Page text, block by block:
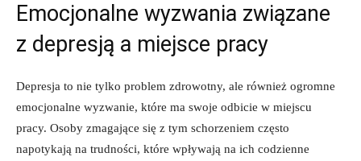
Emocjonalne ‌wyzwania związane
z depresją ‍a ‌miejsce pracy
Depresja‍ to nie tylko ⁢problem⁢ zdrowotny, ale również‍ ogromne
emocjonalne wyzwanie, ⁣które ‌ma ​swoje odbicie w⁤ miejscu
pracy.⁢ Osoby⁢ zmagające ⁣się z tym ⁢schorzeniem ‍często
napotykają⁤ na ⁣trudności, które wpływają na‍ ich codzienne